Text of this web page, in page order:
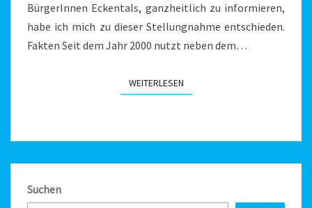
BürgerInnen Eckentals, ganzheitlich zu informieren,
habe ich mich zu dieser Stellungnahme entschieden.
Fakten Seit dem Jahr 2000 nutzt neben dem…
WEITERLESENWEITERLESEN
Suchen